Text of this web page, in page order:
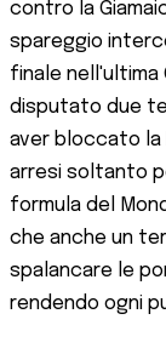
contro la
spareggio
finale nell'ultima
disputato due
aver bloccato la
arresi soltanto
formula del
che anche un
spalancare le
rendendo ogni